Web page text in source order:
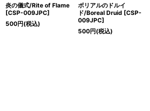
炎の儀式/Rite of Flame
[CSP-009JPC]
500円(税込)
ボリアルのドルイ
ド/Boreal Druid [CSP-
009JPC]
500円(税込)